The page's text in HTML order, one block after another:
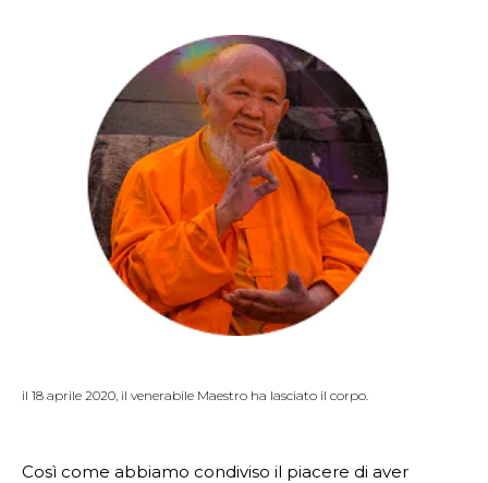
il 18 aprile 2020, il venerabile Maestro ha lasciato il corpo.
Così come abbiamo condiviso il piacere di aver